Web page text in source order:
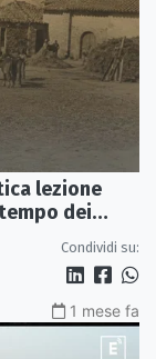
lezione
dei
Condividi su:
1 mese fa